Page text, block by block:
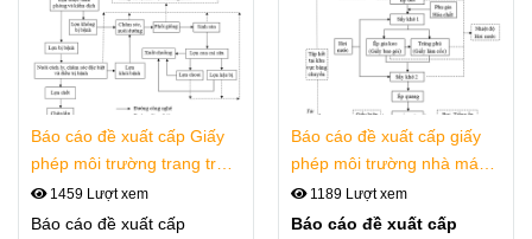
Báo cáo đề xuất cấp Giấy
phép môi trường trang trại
chăn nuôi và trồng cây
dược liệu
1459 Lượt xem
Báo cáo đề xuất cấp
Báo cáo đề xuất cấp giấy
phép môi trường nhà máy
giấy bao gói thực phẩm,
giấy in nhiệt
1189 Lượt xem
Báo cáo đề xuất cấp